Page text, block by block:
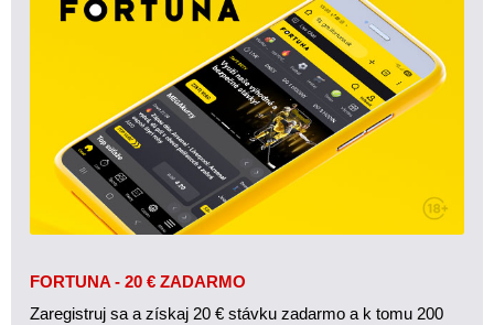
FORTUNA - 20 € ZADARMO
Zaregistruj sa a získaj 20 € stávku zadarmo a k tomu 200